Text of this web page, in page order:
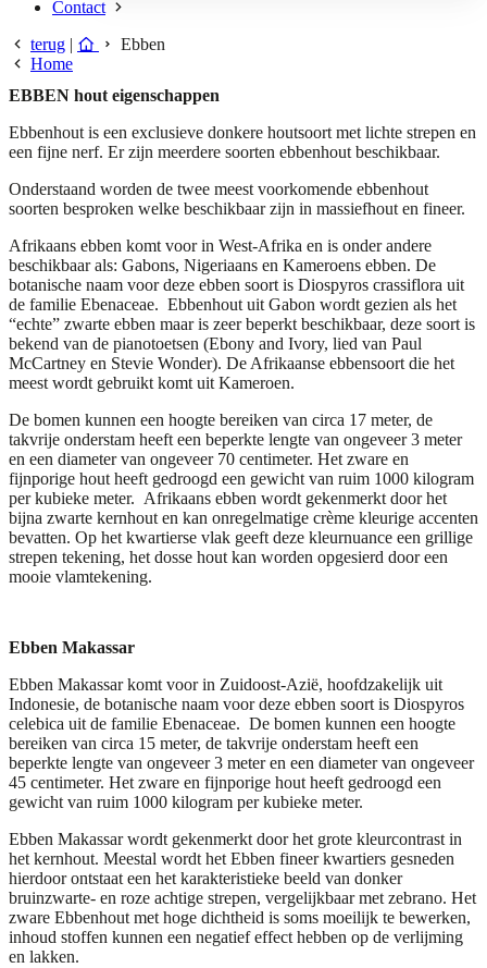
Contact
terug |
Ebben
Home
EBBEN hout eigenschappen
Ebbenhout is een exclusieve donkere houtsoort met lichte strepen en
een fijne nerf. Er zijn meerdere soorten ebbenhout beschikbaar.
Onderstaand worden de twee meest voorkomende ebbenhout
soorten besproken welke beschikbaar zijn in massiefhout en fineer.
Afrikaans ebben komt voor in West-Afrika en is onder andere
beschikbaar als: Gabons, Nigeriaans en Kameroens ebben. De
botanische naam voor deze ebben soort is Diospyros crassiflora uit
de familie Ebenaceae. Ebbenhout uit Gabon wordt gezien als het
“echte” zwarte ebben maar is zeer beperkt beschikbaar, deze soort is
bekend van de pianotoetsen (Ebony and Ivory, lied van Paul
McCartney en Stevie Wonder). De Afrikaanse ebbensoort die het
meest wordt gebruikt komt uit Kameroen.
De bomen kunnen een hoogte bereiken van circa 17 meter, de
takvrije onderstam heeft een beperkte lengte van ongeveer 3 meter
en een diameter van ongeveer 70 centimeter. Het zware en
fijnporige hout heeft gedroogd een gewicht van ruim 1000 kilogram
per kubieke meter. Afrikaans ebben wordt gekenmerkt door het
bijna zwarte kernhout en kan onregelmatige crème kleurige accenten
bevatten. Op het kwartierse vlak geeft deze kleurnuance een grillige
strepen tekening, het dosse hout kan worden opgesierd door een
mooie vlamtekening.
Ebben Makassar
Ebben Makassar komt voor in Zuidoost-Azië, hoofdzakelijk uit
Indonesie, de botanische naam voor deze ebben soort is Diospyros
celebica uit de familie Ebenaceae. De bomen kunnen een hoogte
bereiken van circa 15 meter, de takvrije onderstam heeft een
beperkte lengte van ongeveer 3 meter en een diameter van ongeveer
45 centimeter. Het zware en fijnporige hout heeft gedroogd een
gewicht van ruim 1000 kilogram per kubieke meter.
Ebben Makassar wordt gekenmerkt door het grote kleurcontrast in
het kernhout. Meestal wordt het Ebben fineer kwartiers gesneden
hierdoor ontstaat een het karakteristieke beeld van donker
bruinzwarte- en roze achtige strepen, vergelijkbaar met zebrano. Het
zware Ebbenhout met hoge dichtheid is soms moeilijk te bewerken,
inhoud stoffen kunnen een negatief effect hebben op de verlijming
en lakken.